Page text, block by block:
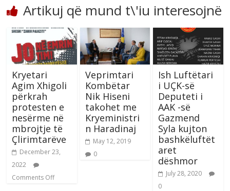
Artikuj që mund t\'iu interesojnë
Kryetari
Agim Xhigoli
përkrah
protesten e
nesërme në
mbrojtje të
Çlirimtarëve
December 23,
2022
Comments Off
Veprimtari
Kombëtar
Nik Hiseni
takohet me
Kryeministri
n Haradinaj
May 12, 2019
0
Ish Luftëtari
i UÇK-së
Deputeti i
AAK -së
Gazmend
Syla kujton
bashkëluftët
aret
dëshmor
July 28, 2020
0